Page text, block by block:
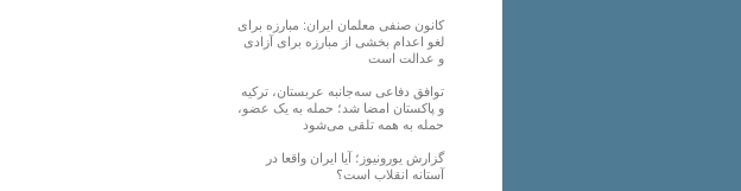
کانون صنفی معلمان ایران: مبارزه برای
لغو اعدام بخشی از مبارزه برای آزادی
و عدالت است
توافق دفاعی سه‌جانبه عربستان، ترکیه
و پاکستان امضا شد؛ حمله به یک عضو،
حمله به همه تلقی می‌شود
گزارش یورونیوز؛ آیا ایران واقعا در
آستانه انقلاب است؟